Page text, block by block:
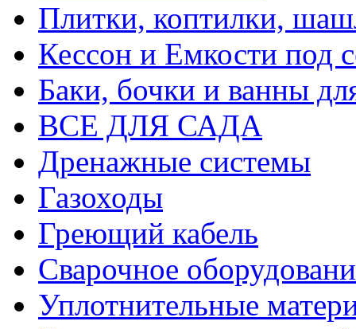
Плитки, коптилки,
Кессон и Емкости под
Баки, бочки и ванны
ВСЕ ДЛЯ САДА
Дренажные системы
Газоходы
Греющий кабель
Сварочное
Уплотнительные